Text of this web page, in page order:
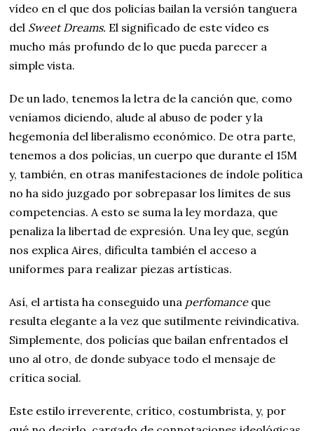
vídeo en el que dos policías bailan la versión tanguera
del Sweet Dreams. El significado de este vídeo es
mucho más profundo de lo que pueda parecer a
simple vista.
De un lado, tenemos la letra de la canción que, como
veníamos diciendo, alude al abuso de poder y la
hegemonía del liberalismo económico. De otra parte,
tenemos a dos policías, un cuerpo que durante el 15M
y, también, en otras manifestaciones de índole política
no ha sido juzgado por sobrepasar los límites de sus
competencias. A esto se suma la ley mordaza, que
penaliza la libertad de expresión. Una ley que, según
nos explica Aires, dificulta también el acceso a
uniformes para realizar piezas artísticas.
Así, el artista ha conseguido una perfomance que
resulta elegante a la vez que sutilmente reivindicativa.
Simplemente, dos policías que bailan enfrentados el
uno al otro, de donde subyace todo el mensaje de
crítica social.
Este estilo irreverente, crítico, costumbrista, y, por